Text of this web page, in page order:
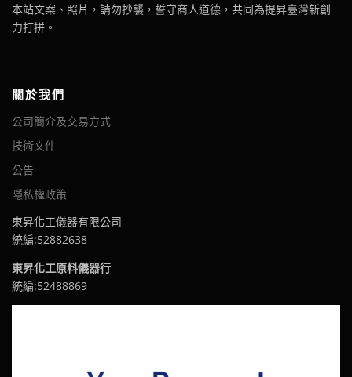
本站文案、照片，請勿抄襲，誓守商人道德，共同為提昇臺灣新創
力打拼。
關於我們
公司簡介及交易方式
技術文件
公告
隱私權政策
東昇化工儀器有限公司
統編:52882638
東昇化工原料儀器行
統編:52488869